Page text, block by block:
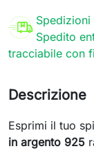
Spedizioni
Spedito
tracciabile con
Descrizione
Esprimi il tuo
in argento 925